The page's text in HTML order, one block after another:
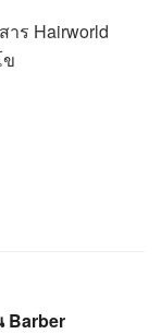
ร Hairworld
Barber